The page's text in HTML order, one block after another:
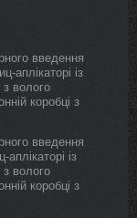
введення
аплікаторі із
волого
коробці з
введення
із
волого
коробці з